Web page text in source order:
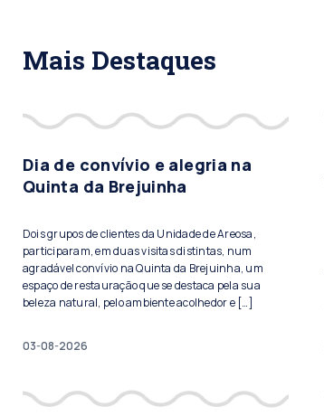
Mais Destaques
Dia de convívio e alegria na
Quinta da Brejuinha
Dois grupos de clientes da Unidade de Areosa,
participaram, em duas visitas distintas, num
agradável convívio na Quinta da Brejuinha, um
espaço de restauração que se destaca pela sua
beleza natural, pelo ambiente acolhedor e […]
03-08-2026